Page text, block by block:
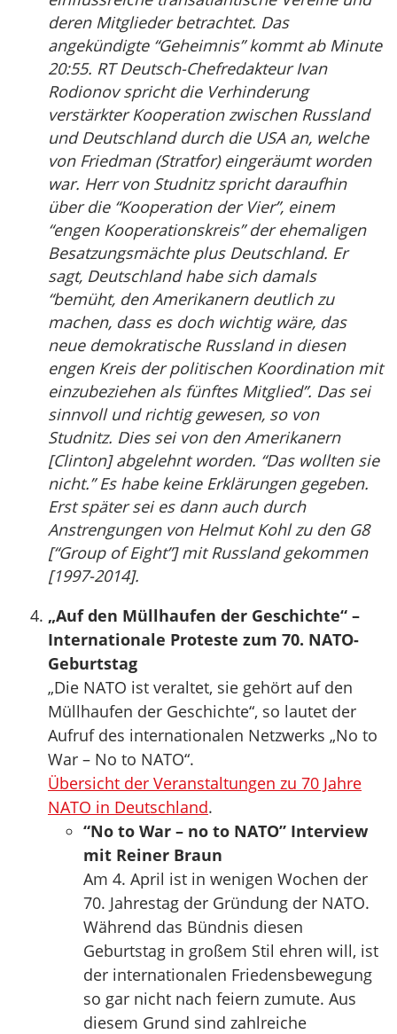
deren Mitglieder betrachtet. Das
angekündigte “Geheimnis” kommt ab Minute
20:55. RT Deutsch-Chefredakteur Ivan
Rodionov spricht die Verhinderung
verstärkter Kooperation zwischen Russland
und Deutschland durch die USA an, welche
von Friedman (Stratfor) eingeräumt worden
war. Herr von Studnitz spricht daraufhin
über die “Kooperation der Vier”, einem
“engen Kooperationskreis” der ehemaligen
Besatzungsmächte plus Deutschland. Er
sagt, Deutschland habe sich damals
“bemüht, den Amerikanern deutlich zu
machen, dass es doch wichtig wäre, das
neue demokratische Russland in diesen
engen Kreis der politischen Koordination mit
einzubeziehen als fünftes Mitglied”. Das sei
sinnvoll und richtig gewesen, so von
Studnitz. Dies sei von den Amerikanern
[Clinton] abgelehnt worden. “Das wollten sie
nicht.” Es habe keine Erklärungen gegeben.
Erst später sei es dann auch durch
Anstrengungen von Helmut Kohl zu den G8
[“Group of Eight”] mit Russland gekommen
[1997-2014].
„Auf den Müllhaufen der Geschichte“ –
Internationale Proteste zum 70. NATO-
Geburtstag
„Die NATO ist veraltet, sie gehört auf den
Müllhaufen der Geschichte“, so lautet der
Aufruf des internationalen Netzwerks „No to
War – No to NATO“.
Übersicht der Veranstaltungen zu 70 Jahre
NATO in Deutschland.
“No to War – no to NATO” Interview
mit Reiner Braun
Am 4. April ist in wenigen Wochen der
70. Jahrestag der Gründung der NATO.
Während das Bündnis diesen
Geburtstag in großem Stil ehren will, ist
der internationalen Friedensbewegung
so gar nicht nach feiern zumute. Aus
diesem Grund sind zahlreiche